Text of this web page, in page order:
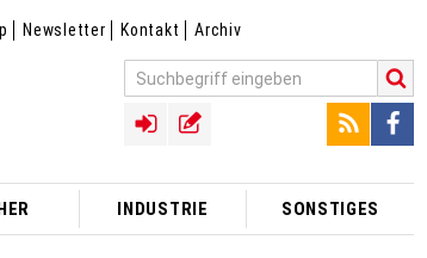
Newsletter Kontakt Archiv
INDUSTRIE SONSTIGES